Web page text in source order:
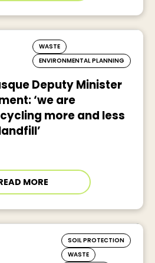
WASTE
ENVIRONMENTAL PLANNING
Deputy Minister
‘we are
more and less
MORE
SOIL PROTECTION
WASTE